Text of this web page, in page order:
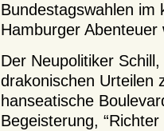
Bundestagswahlen im
Hamburger
Der Neupolitiker
drakonischen Urteilen
hanseatische
Begeisterung,